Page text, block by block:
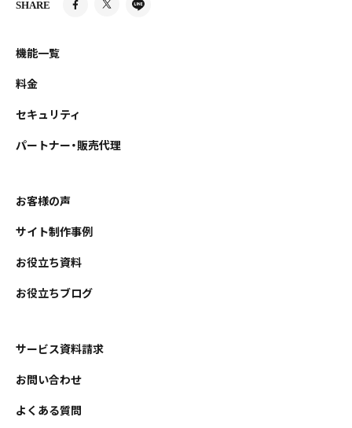
SHARE
機能一覧
料金
セキュリティ
パートナー・販売代理
お客様の声
サイト制作事例
お役立ち資料
お役立ちブログ
サービス資料請求
お問い合わせ
よくある質問